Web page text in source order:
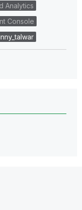
Analytics
Console